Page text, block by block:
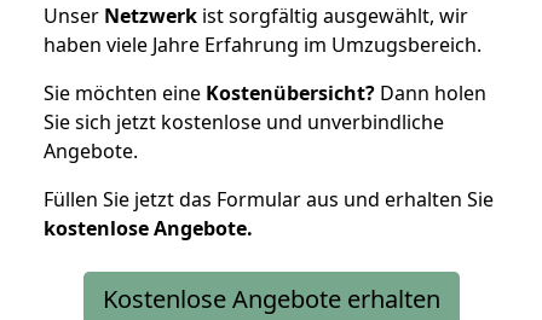
Unser Netzwerk ist sorgfältig ausgewählt, wir
haben viele Jahre Erfahrung im Umzugsbereich.
Sie möchten eine Kostenübersicht? Dann holen
Sie sich jetzt kostenlose und unverbindliche
Angebote.
Füllen Sie jetzt das Formular aus und erhalten Sie
kostenloseAngebote.
Kostenlose Angebote erhalten